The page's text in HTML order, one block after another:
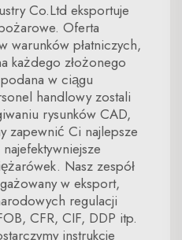
Co.Ltd eksportuje
Oferta
warunków płatniczych,
każdego złożonego
w ciągu
handlowy zostali
rysunków CAD,
zapewnić Ci najlepsze
Nasz zespół
w eksport,
regulacji
CFR, CIF, DDP itp.
instrukcje